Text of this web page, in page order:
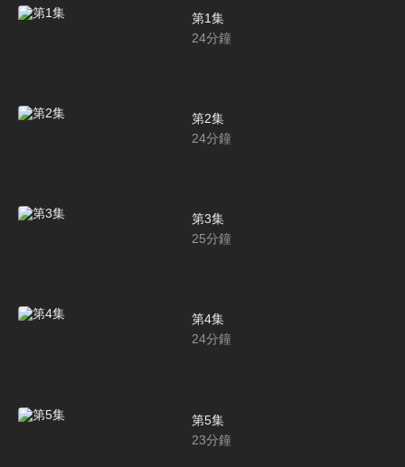
第1集
24分鐘
第2集
24分鐘
第3集
25分鐘
第4集
24分鐘
第5集
23分鐘